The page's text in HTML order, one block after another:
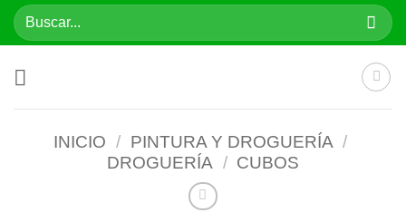
SaltarBuscar
por:
INICIO / PINTURA Y DROGUERÍA /
DROGUERÍA / CUBOS